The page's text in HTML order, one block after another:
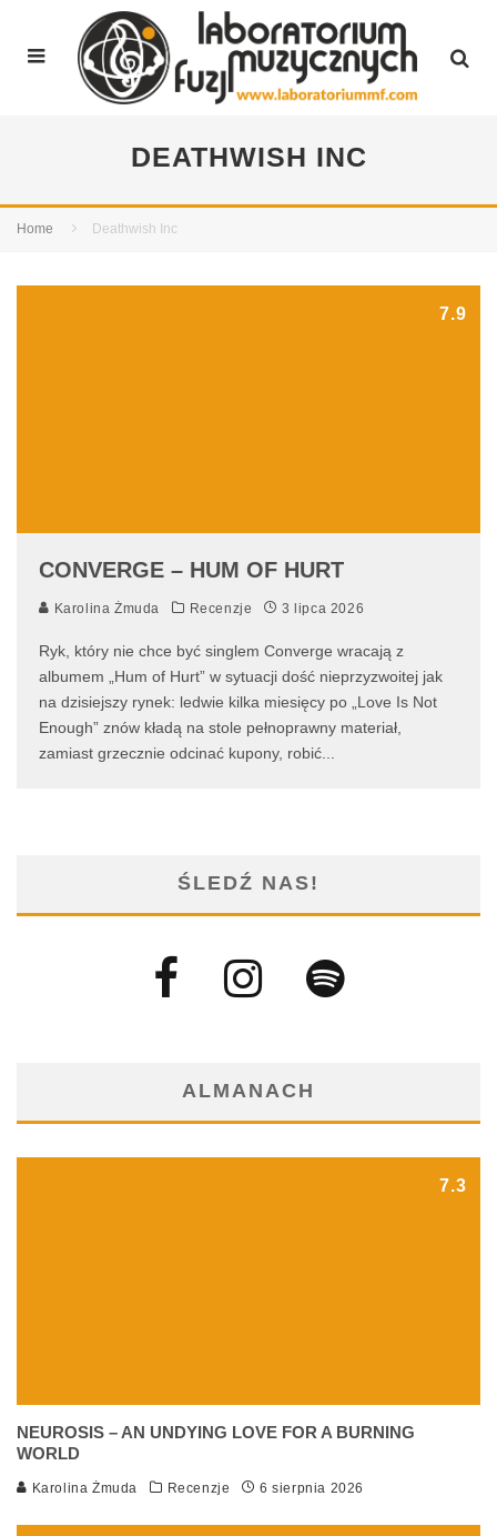
DEATHWISH INC
Home Deathwish Inc
7.9
CONVERGE – HUM OF HURT
Karolina Żmuda Recenzje 3 lipca 2026
Ryk, który nie chce być singlem Converge wracają z
albumem „Hum of Hurt” w sytuacji dość nieprzyzwoitej jak
na dzisiejszy rynek: ledwie kilka miesięcy po „Love Is Not
Enough” znów kładą na stole pełnoprawny materiał,
zamiast grzecznie odcinać kupony, robić...
ŚLEDŹ NAS!
ALMANACH
7.3
NEUROSIS – AN UNDYING LOVE FOR A BURNING
WORLD
Karolina Żmuda Recenzje 6 sierpnia 2026